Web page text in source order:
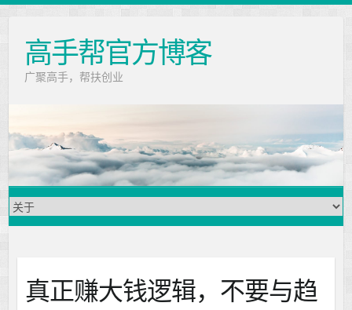
高手帮官方博客
广聚高手，帮扶创业
真正赚大钱逻辑，不要与趋